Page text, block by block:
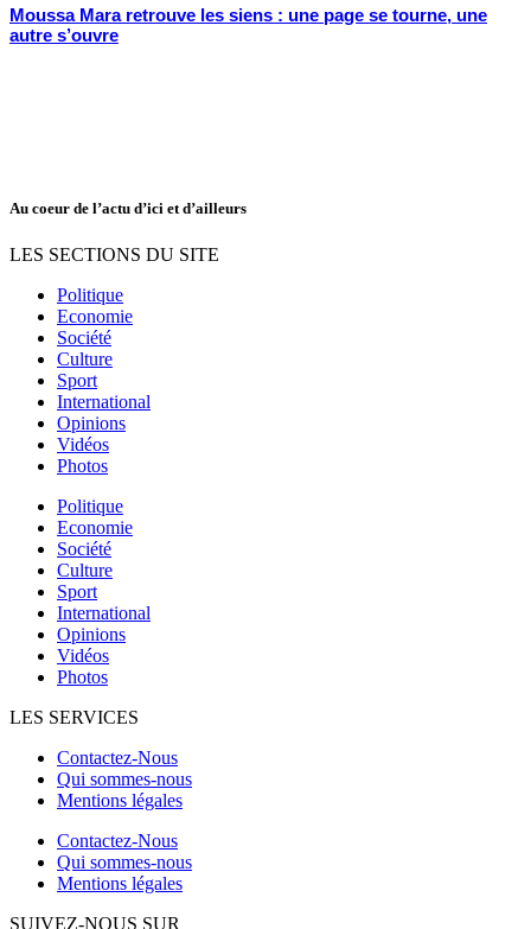
Moussa Mara retrouve les siens : une page se tourne, une
autre s’ouvre
Au coeur de l’actu d’ici et d’ailleurs
LES SECTIONS DU SITE
Politique
Economie
Société
Culture
Sport
International
Opinions
Vidéos
Photos
Politique
Economie
Société
Culture
Sport
International
Opinions
Vidéos
Photos
LES SERVICES
Contactez-Nous
Qui sommes-nous
Mentions légales
Contactez-Nous
Qui sommes-nous
Mentions légales
SUIVEZ-NOUS SUR